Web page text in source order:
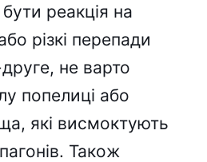
реакція на
різкі перепади
не варто
попелиці або
які висмоктують
Також